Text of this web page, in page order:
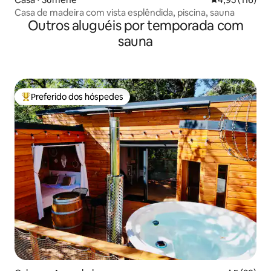
Casa de madeira com vista esplêndida, piscina, sauna
Outros aluguéis por temporada com
sauna
Entre os melhores preferidos dos hóspedes
Preferido dos hóspedes